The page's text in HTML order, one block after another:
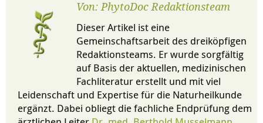
Von: PhytoDoc Redaktionsteam
Dieser Artikel ist eine
Gemeinschaftsarbeit des dreiköpfigen
Redaktionsteams. Er wurde sorgfältig
auf Basis der aktuellen, medizinischen
Fachliteratur erstellt und mit viel
Leidenschaft und Expertise für die Naturheilkunde
ergänzt. Dabei obliegt die fachliche Endprüfung dem